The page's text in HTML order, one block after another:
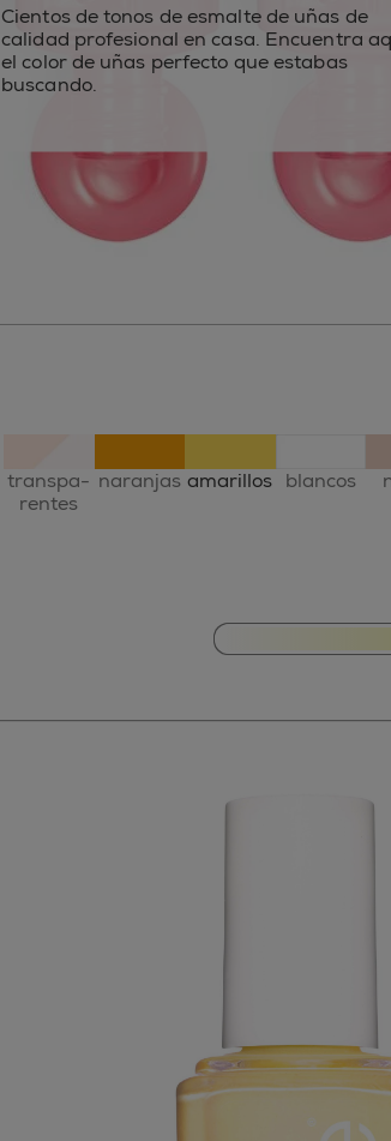
Cientos de tonos de esmalte de uñas de
calidad profesional en casa. Encuentra
el color de uñas perfecto que estabas
buscando.
transpa-
rentes
naranjas amarillos blancos